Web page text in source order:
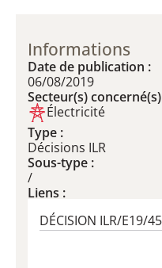
Informations
Date de publication :
06/08/2019
Secteur(s)
Électricité
Type :
Décisions ILR
Sous-type :
/
Liens :
DÉCISION ILR/E19/